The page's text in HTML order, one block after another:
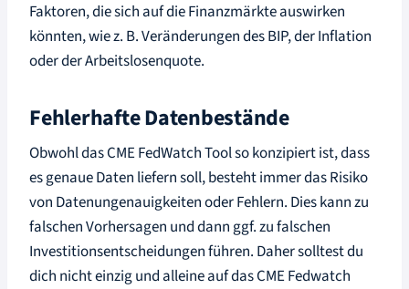
Faktoren, die sich auf die Finanzmärkte auswirken
könnten, wie z. B. Veränderungen des BIP, der Inflation
oder der Arbeitslosenquote.
Fehlerhafte Datenbestände
Obwohl das CME FedWatch Tool so konzipiert ist, dass
es genaue Daten liefern soll, besteht immer das Risiko
von Datenungenauigkeiten oder Fehlern. Dies kann zu
falschen Vorhersagen und dann ggf. zu falschen
Investitionsentscheidungen führen. Daher solltest du
dich nicht einzig und alleine auf das CME Fedwatch